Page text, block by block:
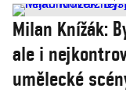
Milan Knížák:
ale i
umělecké